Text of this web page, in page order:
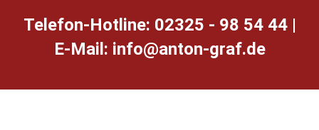
Telefon-Hotline: 02325 - 98 54 44 |
E-Mail: ed.farg-notna@ofni